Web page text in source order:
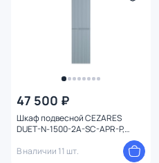
47 500 ₽
Шкаф подвесной CEZARES
DUET-N-1500-2A-SC-APR-P,
голубой жемчужный 40х150 см
В наличии 11 шт.